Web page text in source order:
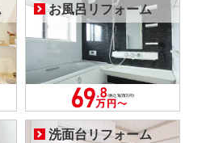
お風呂リフォーム
洗面台リフォーム